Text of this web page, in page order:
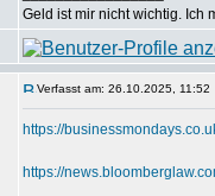
Geld ist mir nicht wichtig. Ich
Verfasst am: 26.10.2025, 11:52
https://
https://